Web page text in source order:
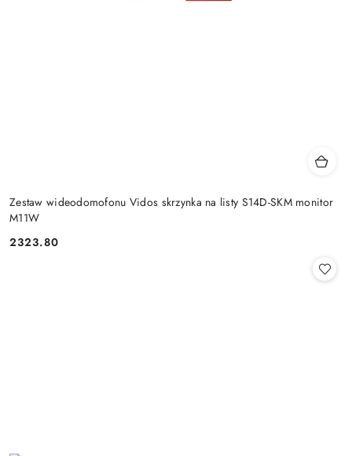
Zestaw wideodomofonu Vidos skrzynka na listy S14D-SKM monitor
M11W
Cena:
2323.80